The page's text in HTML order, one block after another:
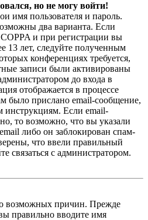
но не могу войти!
имя пользователя и пароль.
два варианта. Если
и при регистрации вы
13 лет, следуйте полученным
конференциях требуется,
записи были активированы
до входа в
отображается в процессе
было прислано email-сообщение,
инструкциям. Если email-
то возможно, что вы указали
либо он заблокирован спам-
что ввели правильный
связаться с администратором.
возможных причин. Прежде
правильно вводите имя